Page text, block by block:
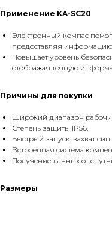
Применение KA-SC20
Электронный компас
предоставляя информацию
Повышает уровень
отображая точную
Причины для покупки
Широкий диапазон
Степень защиты IP56.
Быстрый запуск, захват
Встроенная система
Получение данных от
Размеры